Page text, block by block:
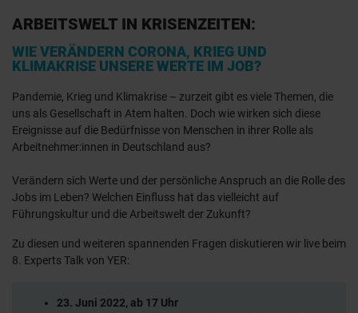
ARBEITSWELT IN KRISENZEITEN:
WIE VERÄNDERN CORONA, KRIEG UND
KLIMAKRISE UNSERE WERTE IM JOB?
Pandemie, Krieg und Klimakrise – zurzeit gibt es viele Themen, die
uns als Gesellschaft in Atem halten. Doch wie wirken sich diese
Ereignisse auf die Bedürfnisse von Menschen in ihrer Rolle als
Arbeitnehmer:innen in Deutschland aus?
Verändern sich Werte und der persönliche Anspruch an die Rolle des
Jobs im Leben? Welchen Einfluss hat das vielleicht auf
Führungskultur und die Arbeitswelt der Zukunft?
Zu diesen und weiteren spannenden Fragen diskutieren wir live beim
8. Experts Talk von YER:
23. Juni 2022, ab 17 Uhr